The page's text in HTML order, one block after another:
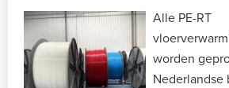
Alle PE-RT
worden
Nederlandse